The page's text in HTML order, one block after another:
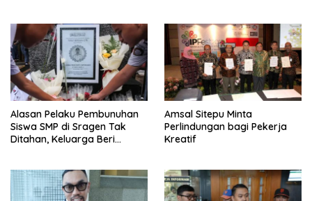
Alasan Pelaku Pembunuhan
Siswa SMP di Sragen Tak
Ditahan, Keluarga Beri
Amsal Sitepu Minta
Perlindungan bagi Pekerja
Kreatif